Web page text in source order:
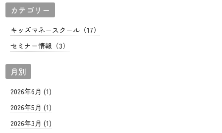
カテゴリー
キッズマネースクール（17）
セミナー情報（3）
月別
2026年6月 (1)
2026年5月 (1)
2026年3月 (1)